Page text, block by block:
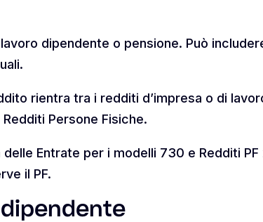
dipendente o pensione. Può
rientra tra i redditi d’impresa o di
Persone Fisiche.
Entrate per i modelli 730 e Redditi
il PF.